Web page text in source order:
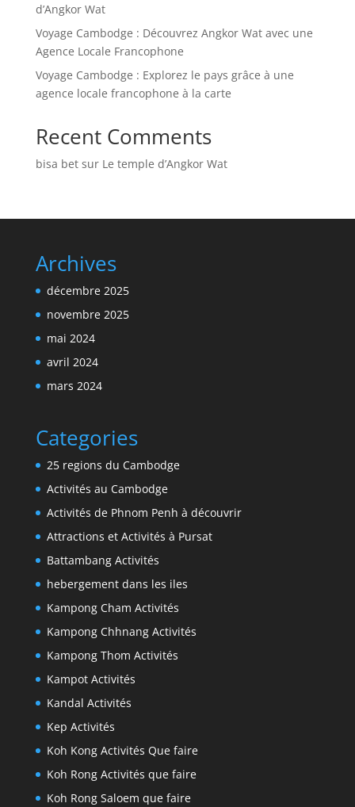
d’Angkor Wat
Voyage Cambodge : Découvrez Angkor Wat avec une
Agence Locale Francophone
Voyage Cambodge : Explorez le pays grâce à une
agence locale francophone à la carte
Recent Comments
bisa betsur Le temple d’Angkor Wat
Archives
décembre 2025
novembre 2025
mai 2024
avril 2024
mars 2024
Categories
25 regions du Cambodge
Activités au Cambodge
Activités de Phnom Penh à découvrir
Attractions et Activités à Pursat
Battambang Activités
hebergement dans les iles
Kampong Cham Activités
Kampong Chhnang Activités
Kampong Thom Activités
Kampot Activités
Kandal Activités
Kep Activités
Koh Kong Activités Que faire
Koh Rong Activités que faire
Koh Rong Saloem que faire